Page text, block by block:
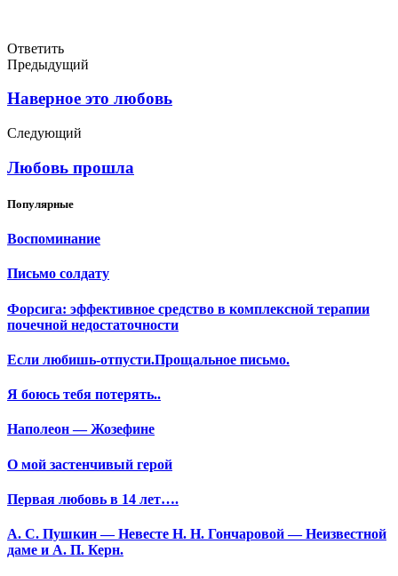
Ответить
Предыдущий
Наверное это любовь
Следующий
Любовь прошла
Популярные
Воспоминание
Письмо солдату
Форсига: эффективное средство в комплексной терапии
почечной недостаточности
Если любишь-отпусти.Прощальное письмо.
Я боюсь тебя потерять..
Наполеон — Жозефине
О мой застенчивый герой
Первая любовь в 14 лет….
А. С. Пушкин — Невесте Н. Н. Гончаровой — Неизвестной
даме и А. П. Керн.